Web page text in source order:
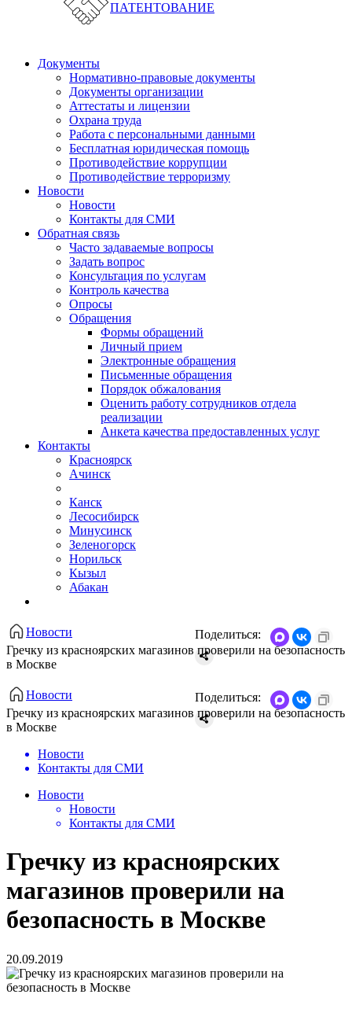
ПАТЕНТОВАНИЕ
Документы
Нормативно-правовые документы
Документы организации
Аттестаты и лицензии
Охрана труда
Работа с персональными данными
Бесплатная юридическая помощь
Противодействие коррупции
Противодействие терроризму
Новости
Новости
Контакты для СМИ
Обратная связь
Часто задаваемые вопросы
Задать вопрос
Консультация по услугам
Контроль качества
Опросы
Обращения
Формы обращений
Личный прием
Электронные обращения
Письменные обращения
Порядок обжалования
Оценить работу сотрудников отдела
реализации
Анкета качества предоставленных услуг
Контакты
Красноярск
Ачинск
Канск
Лесосибирск
Минусинск
Зеленогорск
Норильск
Кызыл
Абакан
Новости
Гречку из красноярских магазинов проверили на безопасность
в Москве
Поделиться:
Новости
Гречку из красноярских магазинов проверили на безопасность
в Москве
Поделиться:
Новости
Контакты для СМИ
Новости
Новости
Контакты для СМИ
Гречку из красноярских
магазинов проверили на
безопасность в Москве
20.09.2019